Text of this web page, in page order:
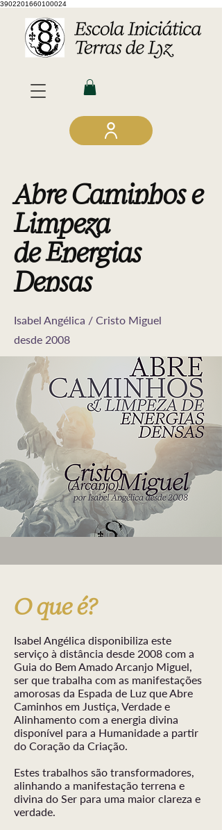
3902201660100024
Abre Caminhos e
Limpeza
de Energias
Densas
Isabel Angélica / Cristo Miguel
desde 2008
O que é?
Isabel Angélica disponibiliza este
serviço à distância desde 2008 com a
Guia do Bem Amado Arcanjo Miguel,
ser que trabalha com as manifestações
amorosas da Espada de Luz que Abre
Caminhos em Justiça, Verdade e
Alinhamento com a energia divina
disponível para a Humanidade a partir
do Coração da Criação.
​Estes trabalhos são transformadores,
alinhando a manifestação terrena e
divina do Ser para uma maior clareza e
verdade.